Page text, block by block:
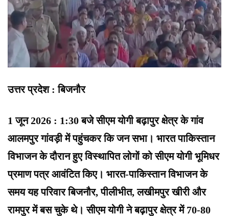
उत्तर प्रदेश : बिजनौर
1 जून 2026 : 1:30 बजे सीएम योगी बढ़ापुर क्षेत्र के गांव
आलमपुर गांवड़ी में पहुंचकर कि जन सभा। भारत पाकिस्तान
विभाजन के दौरान हुए विस्थापित लोगों को सीएम योगी भूमिधर
प्रमाण पत्र आवंटित किए। भारत-पाकिस्तान विभाजन के
समय यह परिवार बिजनौर, पीलीभीत, लखीमपुर खीरी और
रामपुर में बस चुके थे। सीएम योगी ने बढ़ापुर क्षेत्र में 70-80